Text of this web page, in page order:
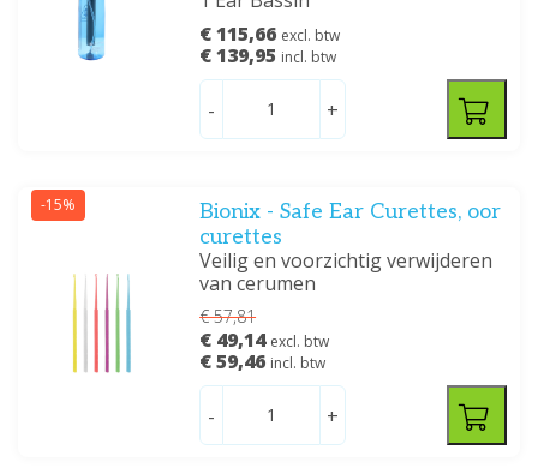
€ 115,66 excl. btw
€ 139,95 incl. btw
- +
-15%
Bionix - Safe Ear Curettes, oor
curettes
Veilig en voorzichtig verwijderen
van cerumen
€ 57,81
€ 49,14 excl. btw
€ 59,46 incl. btw
- +